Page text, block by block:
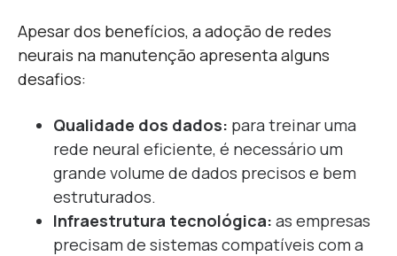
Apesar dos benefícios, a adoção de redes
neurais na manutenção apresenta alguns
desafios:
Qualidade dos dados: para treinar uma
rede neural eficiente, é necessário um
grande volume de dados precisos e bem
estruturados.
Infraestrutura tecnológica: as empresas
precisam de sistemas compatíveis com a